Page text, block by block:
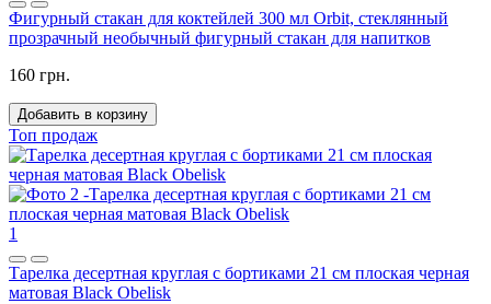
Фигурный стакан для коктейлей 300 мл Orbit, стеклянный
прозрачный необычный фигурный стакан для напитков
160 грн.
Добавить в корзину
Топ продаж
1
Тарелка десертная круглая с бортиками 21 см плоская черная
матовая Black Obelisk